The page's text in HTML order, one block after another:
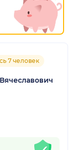
7 человек